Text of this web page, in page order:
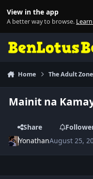
View in the app
A better way to browse.
Home The Adult Zone
Mainit na
Share
YonathanAugust 25,